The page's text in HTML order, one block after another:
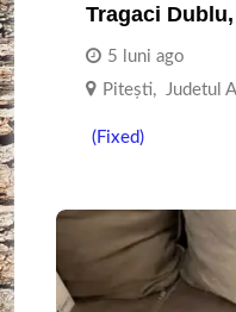
Tragaci
5 luni ago
Piteşti, Judetul
(Fixed)